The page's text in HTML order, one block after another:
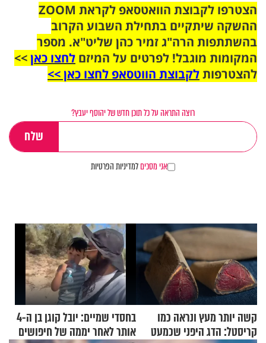
הצטרפו לקבוצת הוואטסאפ לקראת ZOOM
ההשקה שיתקיים בתחילת השבוע הקרוב
בהשתתפות הרה"ג זמיר כהן שליט"א. מספר
המקומות מוגבל! לפרטים על המיזם לחצו כאן>>
להצטרפותלקבוצת הווטסאפ לחצו כאן >>
רוצה התראה על כל תוכן חדש של יהוסף יעבץ?
אני מסכיםלמדיניות הפרטיות
קשה יותר מעץ ונראה כמו
קריסטל: הדג היפני שכמעט
בחסדי שמיים: יובל קוגן בן ה-4
אותר לאחר יממה של חיפושים